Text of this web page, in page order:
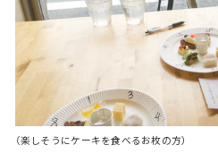
（楽しそうにケーキを食べるお枚の方）